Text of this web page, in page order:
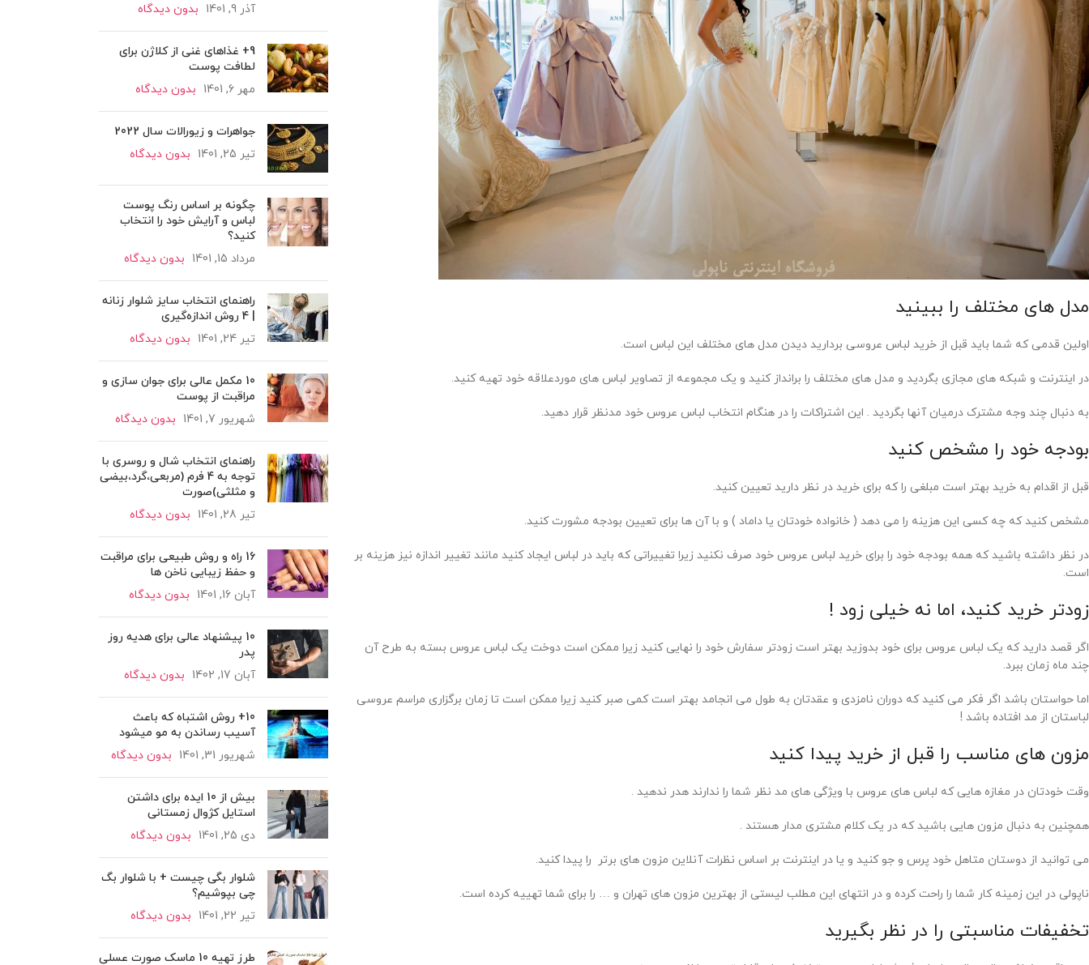
مدل های مختلف را ببینید
اولین قدمی که شما باید قبل از خرید لباس عروسی بردارید دیدن مدل های مختلف این لباس است.
در اینترنت و شبکه های مجازی بگردید و مدل های مختلف را برانداز کنید و یک مجموعه از تصاویر لباس های موردعلاقه خود تهیه کنید.
به دنبال چند وجه مشترک درمیان آنها بگردید . این اشتراکات را در هنگام انتخاب لباس عروس خود مدنظر قرار دهید.
بودجه خود را مشخص کنید
قبل از اقدام به خرید بهتر است مبلغی را که برای خرید در نظر دارید تعیین کنید.
مشخص کنید که چه کسی این هزینه را می دهد ( خانواده خودتان یا داماد ) و با آن ها برای تعیین بودجه مشورت کنید.
در نظر داشته باشید که همه بودجه خود را برای خرید لباس عروس خود صرف نکنید زیرا تغییراتی که باید در لباس ایجاد کنید مانند تغییر اندازه نیز هزینه بر
است.
زودتر خرید کنید، اما نه خیلی زود !
اگر قصد دارید که یک لباس عروس برای خود بدوزید بهتر است زودتر سفارش خود را نهایی کنید زیرا ممکن است دوخت یک لباس عروس بسته به طرح آن
چند ماه زمان ببرد.
اما حواستان باشد اگر فکر می کنید که دوران نامزدی و عقدتان به طول می انجامد بهتر است کمی صبر کنید زیرا ممکن است تا زمان برگزاری مراسم عروسی
لباستان از مد افتاده باشد !
مزون های مناسب را قبل از خرید پیدا کنید
وقت خودتان در مغازه هایی که لباس های عروس با ویژگی های مد نظر شما را ندارند هدر ندهید .
همچنین به دنبال مزون هایی باشید که در یک کلام مشتری مدار هستند .
می توانید از دوستان متاهل خود پرس و جو کنید و یا در اینترنت بر اساس نظرات آنلاین مزون های برتر را پیدا کنید.
ناپولی در این زمینه کار شما را راحت کرده و در انتهای این مطلب لیستی از بهترین مزون های تهران و … را برای شما تهییه کرده است.
تخفیفات مناسبتی را در نظر بگیرید
آذر 9, 1401
بدون دیدگاه
9+ غذاهای غنی از کلاژن برای
لطافت پوست
مهر 6, 1401
بدون دیدگاه
جواهرات و زیورالات سال 2022
تیر 25, 1401
بدون دیدگاه
چگونه بر اساس رنگ پوست
لباس و آرایش خود را انتخاب
کنید؟
مرداد 15, 1401
بدون دیدگاه
راهنمای انتخاب سایز شلوار زنانه
تیر 24, 1401
بدون دیدگاه
10 مکمل عالی برای جوان سازی و
مراقبت از پوست
شهریور 7, 1401
بدون دیدگاه
راهنمای انتخاب شال و روسری با
توجه به 4 فرم (مربعی،گرد،بیضی
و مثلثی)صورت
تیر 28, 1401
بدون دیدگاه
16 راه و روش طبیعی برای مراقبت
و حفظ زیبایی ناخن ها
آبان 16, 1401
بدون دیدگاه
10 پیشنهاد عالی برای هدیه روز
پدر
آبان 17, 1402
بدون دیدگاه
10+ روش اشتباه که باعث
آسیب رساندن به مو میشود
شهریور 31, 1401
بدون دیدگاه
بیش از 10 ایده برای داشتن
استایل کژوال زمستانی
دی 25, 1401
بدون دیدگاه
شلوار بگی چیست + با شلوار بگ
چی بپوشیم؟
تیر 22, 1401
بدون دیدگاه
طرز تهیه 10 ماسک صورت عسلی